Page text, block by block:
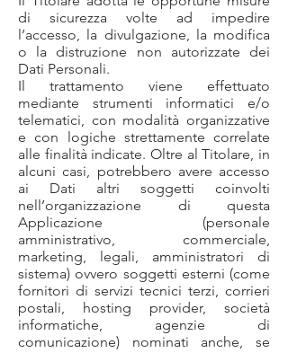
di sicurezza volte ad impedire
l’accesso, la divulgazione, la modifica
o la distruzione non autorizzate dei
Dati Personali.
Il trattamento viene effettuato
mediante strumenti informatici e/o
telematici, con modalità organizzative
e con logiche strettamente correlate
alle finalità indicate. Oltre al Titolare, in
alcuni casi, potrebbero avere accesso
ai Dati altri soggetti coinvolti
nell’organizzazione di questa
Applicazione (personale
amministrativo, commerciale,
marketing, legali, amministratori di
sistema) ovvero soggetti esterni (come
fornitori di servizi tecnici terzi, corrieri
postali, hosting provider, società
informatiche, agenzie di
comunicazione) nominati anche, se